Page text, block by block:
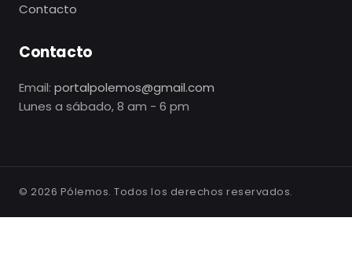
Contacto
Contacto
Email: portalpolemos@gmail.com
Lunes a sábado, 8 am - 6 pm
© 2026 Pólemos. Todos los derechos reservados.